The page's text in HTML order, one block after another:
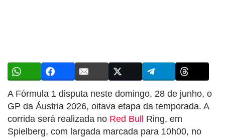
A Fórmula 1 disputa neste domingo, 28 de junho, o
GP da Áustria 2026, oitava etapa da temporada. A
corrida será realizada no Red Bull Ring, em
Spielberg, com largada marcada para 10h00, no